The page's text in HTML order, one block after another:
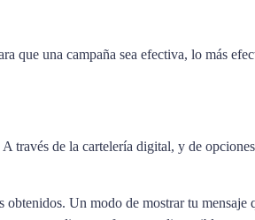
que una campaña sea efectiva, lo más
través de la cartelería digital, y de
Un modo de mostrar tu mensaje